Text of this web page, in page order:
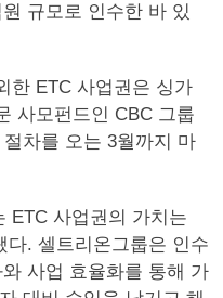
규모로 인수한 바 있
한 ETC 사업권은 싱가
사모펀드인 CBC 그룹
차를 오는 3월까지 마
ETC 사업권의 가치는
다. 셀트리온그룹은 인수
사업 효율화를 통해 가